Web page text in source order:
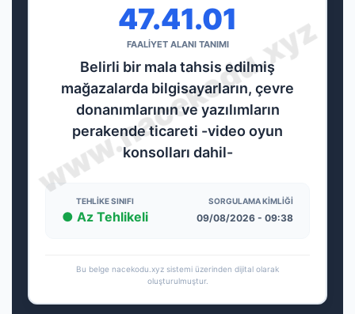
47.41.01
FAALİYET ALANI TANIMI
Belirli bir mala tahsis edilmiş
mağazalarda bilgisayarların, çevre
donanımlarının ve yazılımların
perakende ticareti -video oyun
konsolları dahil-
TEHLIKE SINIFI
● Az Tehlikeli
SORGULAMA KIMLIĞI
09/08/2026 - 09:38
Bu belge nacekodu.xyz sistemi üzerinden dijital olarak
oluşturulmuştur.